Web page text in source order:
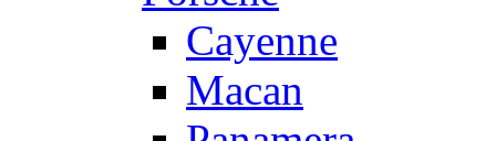
Cayenne
Macan